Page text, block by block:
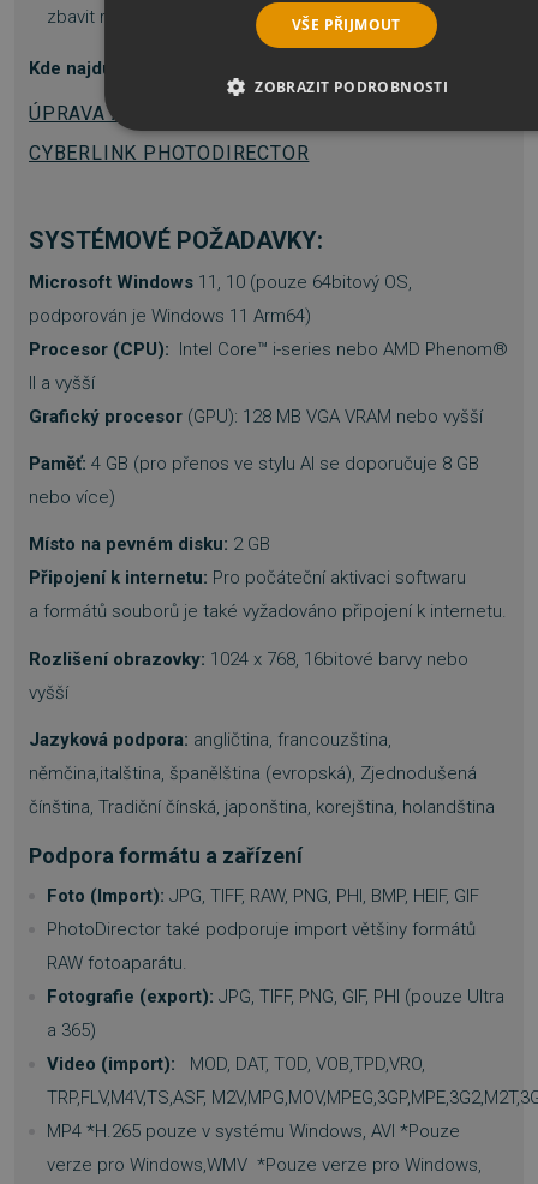
zbavit rušivých barevných třásní pro ostřejší vzhled.
Kde najdu produkt
ÚPRAVA A SPRÁVA FOTOGRAFIÍ
CYBERLINK PHOTODIRECTOR
SYSTÉMOVÉ POŽADAVKY:
Microsoft Windows 11, 10 (pouze 64bitový OS,
podporován je Windows 11 Arm64)
Procesor (CPU): Intel Core™ i-series nebo AMD Phenom®
II a vyšší
Grafický procesor (GPU): 128 MB VGA VRAM nebo vyšší
Paměť: 4 GB (pro přenos ve stylu AI se doporučuje 8 GB
nebo více)
Místo na pevném disku: 2 GB
Připojení k internetu: Pro počáteční aktivaci softwaru
a formátů souborů je také vyžadováno připojení k internetu.
Rozlišení obrazovky: 1024 x 768, 16bitové barvy nebo
vyšší
Jazyková podpora: angličtina, francouzština,
němčina,italština, španělština (evropská), Zjednodušená
čínština, Tradiční čínská, japonština, korejština, holandština
Podpora formátu a zařízení
Foto (Import): JPG, TIFF, RAW, PNG, PHI, BMP, HEIF, GIF
PhotoDirector také podporuje import většiny formátů
RAW fotoaparátu.
Fotografie (export): JPG, TIFF, PNG, GIF, PHI (pouze Ultra
a 365)
Video (import): MOD, DAT, TOD, VOB,TPD,VRO,
TRP,FLV,M4V,TS,ASF,
MP4 *H.265 pouze v systému Windows, AVI *Pouze
verze pro Windows,WMV *Pouze verze pro Windows,
VŠE PŘIJMOUT
ZOBRAZIT PODROBNOSTI
NEZBYTNĚ NUTNÉ SOUBORY
FUNKČNÍ SOUBORY
NEZAŘAZENÉ SOUBORY
Nezbytně nutné soubory
Výkonové soubory
Soubory cílení
Funkční soubory Nezařazené
Webové stránky nelze bez nezbytně nutných souborů cookie
Název
Doména
Vyprší
_GRECAPTCHA
Google LLC
www.google.com
__cf_bm
Cloudflare Inc.
.heureka.cz
55